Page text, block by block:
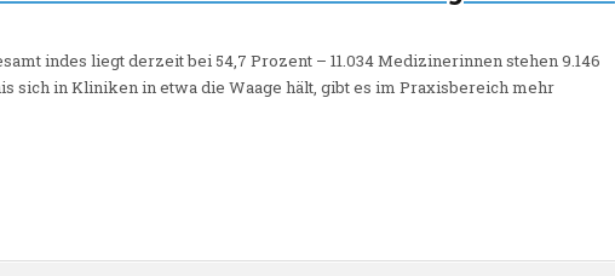
indes liegt derzeit bei 54,7 Prozent – 11.034 Medizinerinnen stehen 9.146
sich in Kliniken in etwa die Waage hält, gibt es im Praxisbereich mehr